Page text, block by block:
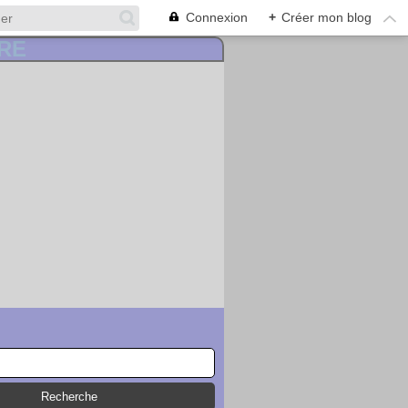
Connexion + Créer mon blog